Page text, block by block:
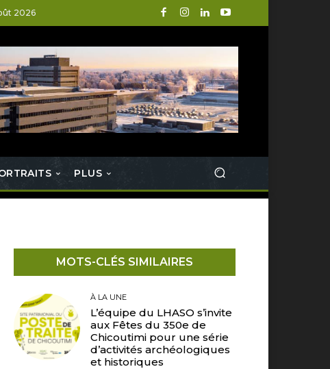
2026
PLUS
MOTS-CLÉS SIMILAIRES
À LA UNE
L’équipe du LHASO s’invite
aux Fêtes du 350e de
Chicoutimi pour une série
d’activités archéologiques
et historiques